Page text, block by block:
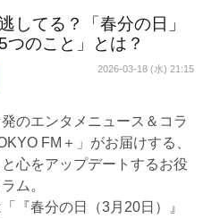
してる？「春分の日」
のこと」とは？
2026-03-18 (水) 21:15
のエンタメニュース＆コラ
FM＋」がお届けする、
心をアップデートするお役
ム。
『春分の日（3月20日）』